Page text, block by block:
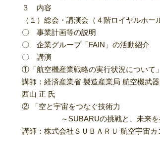
３ 内容
（１）総会・講演会（４階ロイヤルホ
〇 事業計画等の説明
〇 企業グループ「FAIN」の活動紹介
〇 講演
①「航空機産業戦略の実行状況について
講師：経済産業省 製造産業局 航空機武
西山 正 氏
② 「空と宇宙をつなぐ技術力
～SUBARUの挑戦と、未来を共に
講師：株式会社ＳＵＢＡＲＵ 航空宇宙